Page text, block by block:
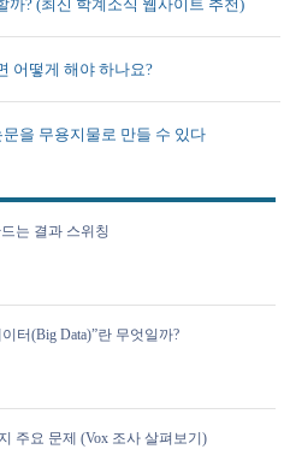
까? (최신 학계소식 웹사이트 추천)
어떻게 해야 하나요?
을 무용지물로 만들 수 있다
는 결과 스위칭
터(Big Data)”란 무엇일까?
주요 문제 (Vox 조사 살펴보기)